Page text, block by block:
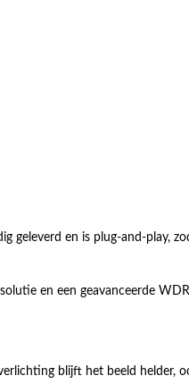
geleverd en is plug-and-play,
en een geavanceerde
blijft het beeld helder,